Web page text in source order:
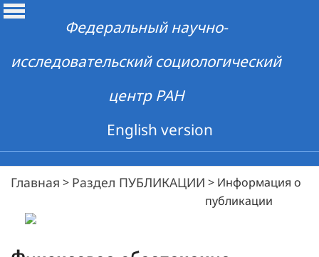
Федеральный научно-
исследовательский социологический
центр РАН
English version
Главная > Раздел ПУБЛИКАЦИИ > Информация о
публикации